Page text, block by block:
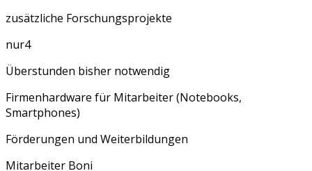
zusätzliche Forschungsprojekte
nur4
Überstunden bisher notwendig
Firmenhardware für Mitarbeiter (Notebooks,
Smartphones)
Förderungen und Weiterbildungen
Mitarbeiter Boni